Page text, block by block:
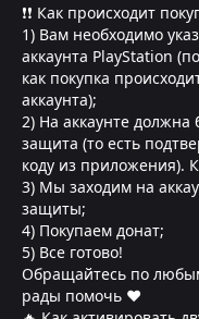
❗❗ Как происходит
1) Вам необходимо
аккаунта PlayStation
как покупка
аккаунта);
2) На аккаунте должна
защита (то есть
коду из приложения).
3) Мы заходим на
защиты;
4) Покупаем донат;
5) Все готово!
Обращайтесь по
рады помочь ❤